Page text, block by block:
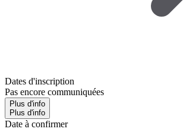
Dates d'inscription
Pas encore communiquées
Plus d'info
Plus d'info
Date à confirmer